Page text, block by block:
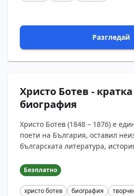
Разгледай
Христо Ботев - кратка
биография
Христо Ботев (1848 – 1876) е
поети на България, оставил
българската литература,
1847 г.) ...
Безплатно
христо ботев биография